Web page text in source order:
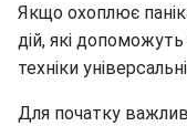
Якщо охоплює
дій, які допоможуть
техніки
Для початку